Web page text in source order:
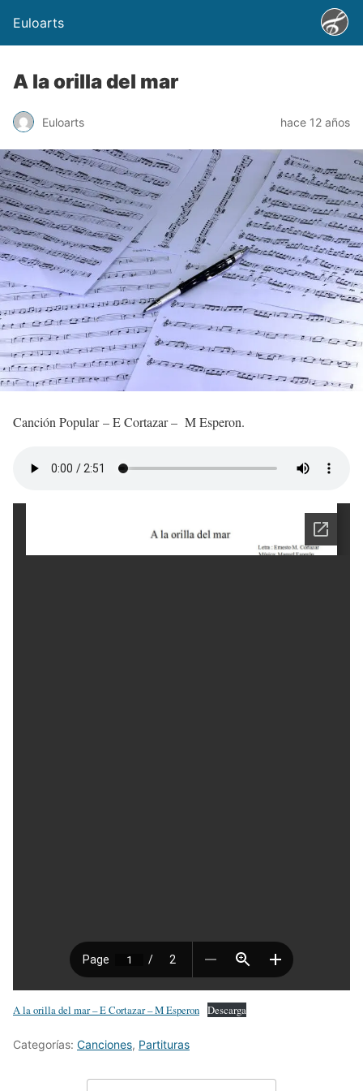
Euloarts
A la orilla del mar
Euloarts hace 12 años
Canción Popular – E Cortazar – M Esperon.
A la orilla del mar – E Cortazar – M Esperon Descarga
Categorías: Canciones, Partituras